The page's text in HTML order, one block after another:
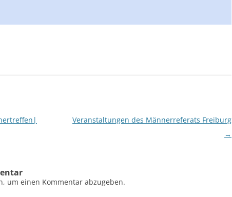
Veranstaltungen des Männerreferats Freiburg
→
um einen Kommentar abzugeben.